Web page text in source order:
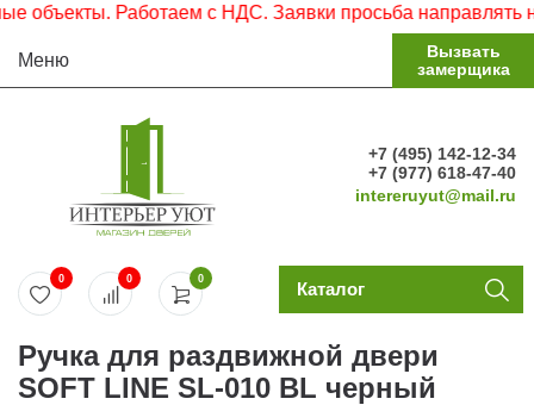
объекты. Работаем с НДС. Заявки просьба направлять на
Меню
Вызвать
замерщика
+7 (495) 142-12-34
+7 (977) 618-47-40
intereruyut@mail.ru
0
0 0 Каталог
Ручка для раздвижной двери
SOFT LINE SL-010 BL черный